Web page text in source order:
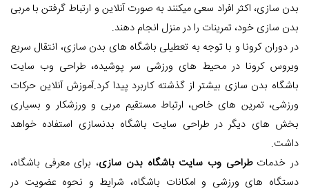
بدن سازی، اکثر افراد سعی میکنند به صورت آنلاین و ارتباط گرفتن با مربی
بدن سازی خود، تمرینات را در منزل انجام دهند.
در دوران کرونا و با توجه به تعطیلی باشگاه های بدن سازی، انتقال سریع
ویروس کرونا در محیط های ورزشی سر پوشیده، طراحی وب سایت
باشگاه بدن سازی بیشتر از گذشته کاربرد پیدا کرد.آموزش آنلاین حرکات
ورزشی، تمرین های خاص، ارتباط مستقیم مربی و ورزشکار و بسیاری
بخش های دیگر در طراحی سایت باشگاه بدنسازی استفاده خواهد
داشت.
در خدماتطراحی وب سایت باشگاه بدن سازی، برای معرفی باشگاه،
دستگاه های ورزشی و امکانات باشگاه، شرایط و نحوه عضویت در